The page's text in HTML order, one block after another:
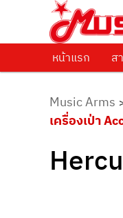
ศูนย์รวมครื่
Skip to
หน้าแรก ส
Music Arms
เครื่องเป่า